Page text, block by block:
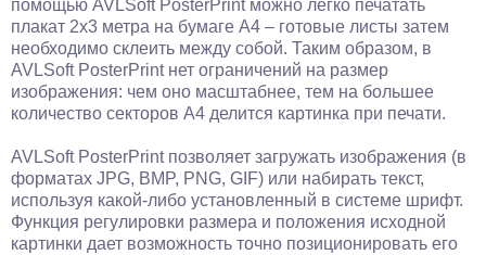
помощью AVLSoft PosterPrint можно легко печатать
плакат 2х3 метра на бумаге А4 – готовые листы затем
необходимо склеить между собой. Таким образом, в
AVLSoft PosterPrint нет ограничений на размер
изображения: чем оно масштабнее, тем на большее
количество секторов А4 делится картинка при печати.
AVLSoft PosterPrint позволяет загружать изображения (в
форматах JPG, BMP, PNG, GIF) или набирать текст,
используя какой-либо установленный в системе шрифт.
Функция регулировки размера и положения исходной
картинки дает возможность точно позиционировать его